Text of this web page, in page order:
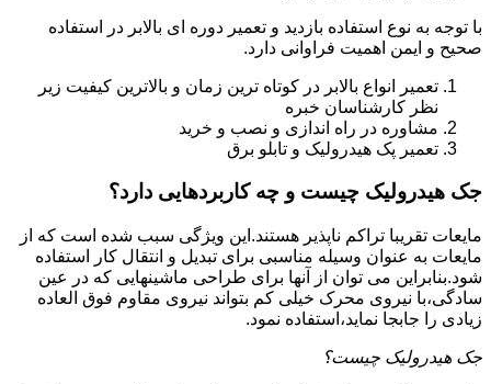
با توجه به نوع استفاده بازدید و تعمیر دوره ای بالابر در استفاده
صحیح و ایمن اهمیت فراوانی دارد.
تعمیر انواع بالابر در کوتاه ترین زمان و بالاترین کیفیت زیر
نظر کارشناسان خبره
مشاوره در راه اندازی و نصب و خرید
تعمیر پک هیدرولیک و تابلو برق
جک هیدرولیک چیست و چه کاربردهایی دارد؟
مایعات تقریبا تراکم ناپذیر هستند.این ویژگی سبب شده است که از
مایعات به عنوان وسیله مناسبی برای تبدیل و انتقال کار استفاده
شود.بنابراین می توان از آنها برای طراحی ماشینهایی که در عین
سادگی،با نیروی محرک خیلی کم بتواند نیروی مقاوم فوق العاده
زیادی را جابجا نماید،استفاده نمود.
جک هیدرولیک چیست؟